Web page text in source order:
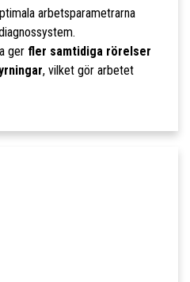
arbetsparametrarna
ger fler samtidiga rörelser
, vilket gör arbetet